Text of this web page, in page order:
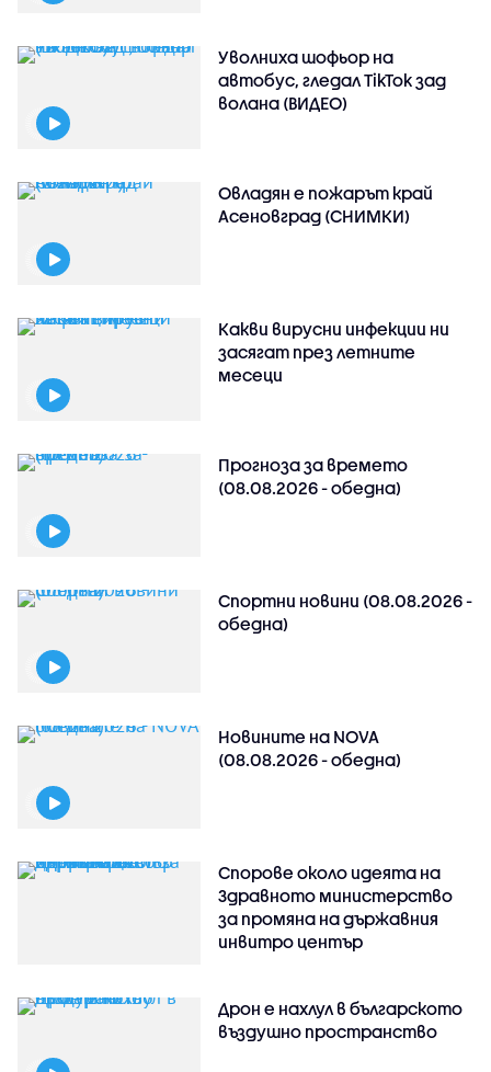
Уволниха шофьор на
автобус, гледал TikTok зад
волана (ВИДЕО)
Овладян е пожарът край
Асеновград (СНИМКИ)
Какви вирусни инфекции ни
засягат през летните
месеци
Прогноза за времето
(08.08.2026 - обедна)
Спортни новини (08.08.2026 -
обедна)
Новините на NOVA
(08.08.2026 - обедна)
Спорове около идеята на
Здравното министерство
за промяна на държавния
инвитро център
Дрон е нахлул в българското
въздушно пространство